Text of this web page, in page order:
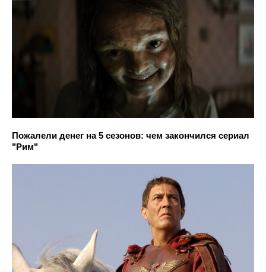
Пожалели денег на 5 сезонов: чем закончился сериал
"Рим"